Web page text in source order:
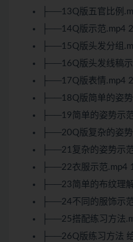
├──13Q版五官比例
├──14Q版示范.mp4
├──15Q版头发分组
├──16Q版头发线稿
├──17Q版表情.mp4
├──18Q版简单的姿
├──19简单的姿势示
├──20Q版复杂的姿
├──21复杂的姿势示
├──22衣服示范.mp4
├──23简单的布纹理
├──24不同的服饰示
├──25搭配练习方法
├──26Q版练习方法